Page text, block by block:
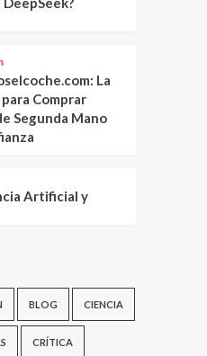
La
Comprar
Segunda Mano
Artificial y
BLOG CIENCIA
CRÍTICA